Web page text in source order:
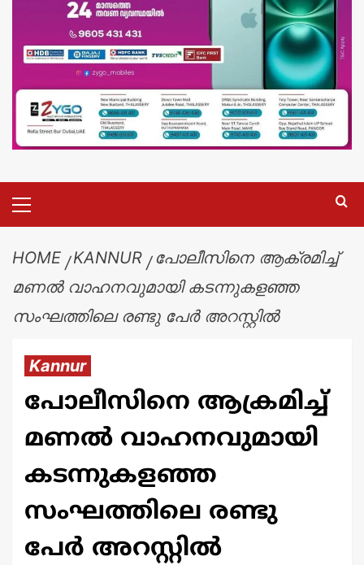
HOME KANNUR
പോലീസിനെ ആക്രമിച്ച്
മണൽ വാഹനവുമായി കടന്നുകളഞ്ഞ
സംഘത്തിലെ രണ്ടു പേർ അറസ്റ്റിൽ
Kannur
പോലീസിനെ ആക്രമിച്ച്
മണൽ വാഹനവുമായി
കടന്നുകളഞ്ഞ
സംഘത്തിലെ രണ്ടു
പേർ അറസ്റ്റിൽ